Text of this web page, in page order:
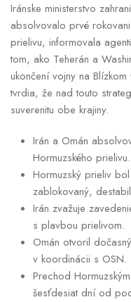
Iránske ministerstvo
absolvovalo prvé
prielivu, informovala
tom, ako Teherán a
ukončení vojny na
tvrdia, že nad touto
suverenitu obe krajiny.
Irán a Omán
Hormuzského prielivu.
Hormuzský prieliv
zablokovaný,
Irán zvažuje
s plavbou prielivom.
Omán otvoril
v koordinácii s OSN.
Prechod
šesťdesiat dní od